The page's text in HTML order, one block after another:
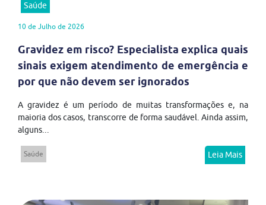
Saúde
10 de Julho de 2026
Gravidez em risco? Especialista explica quais
sinais exigem atendimento de emergência e
por que não devem ser ignorados
A gravidez é um período de muitas transformações e, na
maioria dos casos, transcorre de forma saudável. Ainda assim,
alguns...
Saúde Leia Mais